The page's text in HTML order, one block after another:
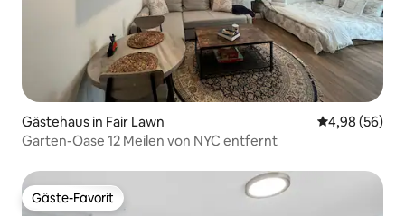
Gästehaus in Fair Lawn
4,98 (56)
Garten-Oase 12 Meilen von NYC entfernt
Gäste-Favorit
Gäste-Favorit